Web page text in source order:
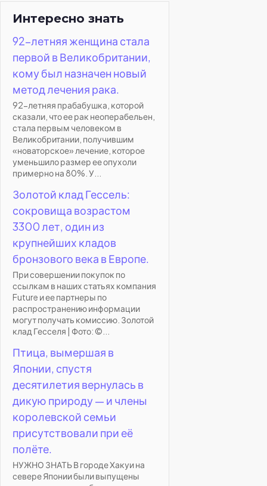
Интересно знать
92-летняя женщина стала
первой в Великобритании,
кому был назначен новый
метод лечения рака.
92-летняя прабабушка, которой
сказали, что ее рак неоперабельен,
стала первым человеком в
Великобритании, получившим
«новаторское» лечение, которое
уменьшило размер ее опухоли
примерно на 80%. У...
Золотой клад Гессель:
сокровища возрастом
3300 лет, один из
крупнейших кладов
бронзового века в Европе.
При совершении покупок по
ссылкам в наших статьях компания
Future и ее партнеры по
распространению информации
могут получать комиссию. Золотой
клад Гесселя | Фото: ©...
Птица, вымершая в
Японии, спустя
десятилетия вернулась в
дикую природу — и члены
королевской семьи
присутствовали при её
полёте.
НУЖНО ЗНАТЬ В городе Хакуи на
севере Японии были выпущены